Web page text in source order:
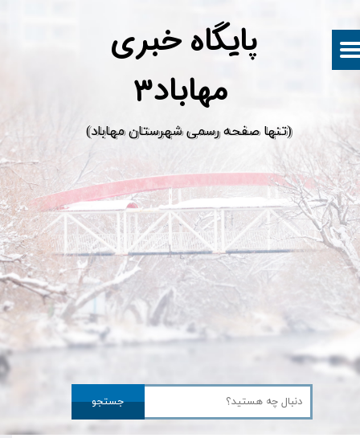
پایگاه خبری
​(تنها صفحه رسمی شهرستان مهاباد)
جستجو